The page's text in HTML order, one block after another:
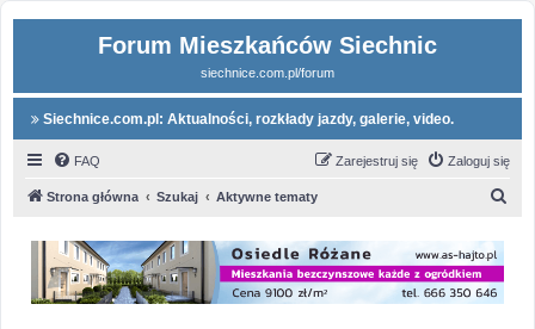
Forum Mieszkańców Siechnic
siechnice.com.pl/forum
Siechnice.com.pl: Aktualności, rozkłady jazdy, galerie, video.
FAQ Zaloguj się
Zarejestruj się
Strona główna Szukaj Aktywne tematy